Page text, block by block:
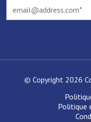
© Copyright 2026
Politique